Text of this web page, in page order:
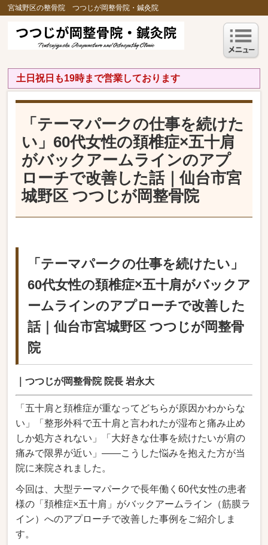
宮城野区の整骨院 つつじが岡整骨院・鍼灸院
土日祝日も19時まで営業しております
「テーマパークの仕事を続けた
い」60代女性の頚椎症×五十肩
がバックアームラインのアプ
ローチで改善した話｜仙台市宮
城野区 つつじが岡整骨院
「テーマパークの仕事を続けたい」
60代女性の頚椎症×五十肩がバック ア
ームライ ンのアプローチで改善した
話｜仙台市宮城野区つつじが岡整骨
院
｜つつじが岡整骨院 院長 岩永大
「五十肩 と頚椎症が重なってどちらが原因かわからな
い 」「整形外科で五十肩と言われたが湿布と痛み止め
しか処方されない 」「大好きな仕事を続けたいが肩の
痛みで限界が近い」――こう した悩みを抱えた方が当
院に来院されました 。
今回は、 大型テーマパークで長年働く60代女性の患者
様の「頚椎症×五十肩」がバック アームライン（筋膜ラ
イン）へのアプローチで改善した事例をご紹介しま
す。